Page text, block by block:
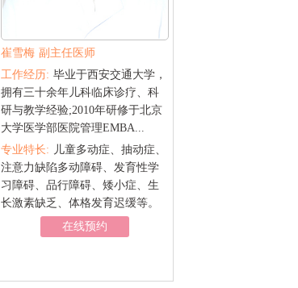
崔雪梅 副主任医师
工作经历: 毕业于西安交通大学，
拥有三十余年儿科临床诊疗、科
研与教学经验;2010年研修于北京
大学医学部医院管理EMBA...
专业特长: 儿童多动症、抽动症、
注意力缺陷多动障碍、发育性学
习障碍、品行障碍、矮小症、生
长激素缺乏、体格发育迟缓等。
在线预约